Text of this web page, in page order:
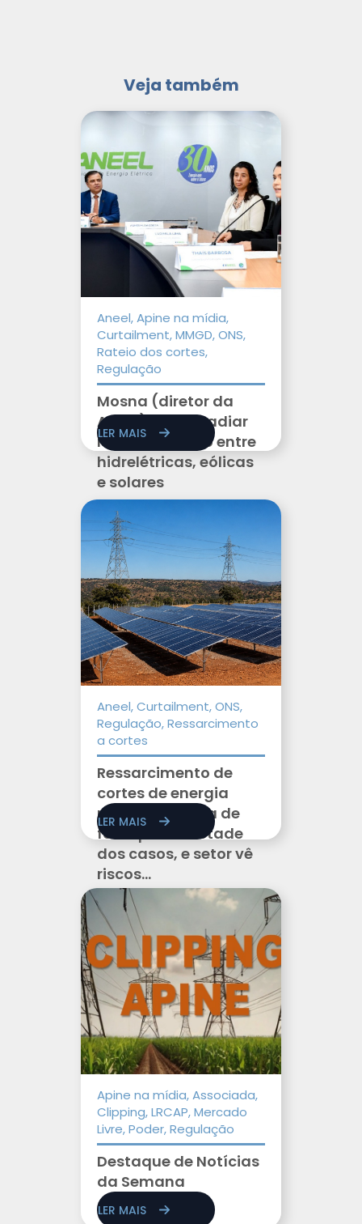
Veja também
Aneel, Apine na mídia,
Curtailment, MMGD, ONS,
Rateio dos cortes,
Regulação
Mosna (diretor da
Aneel) propõe adiar
rateio conjunto entre
hidrelétricas, eólicas
e solares
LER MAIS
Aneel, Curtailment, ONS,
Regulação, Ressarcimento
a cortes
Ressarcimento de
cortes de energia
renovável deixa de
fora quase metade
dos casos, e setor vê
riscos...
LER MAIS
Apine na mídia, Associada,
Clipping, LRCAP, Mercado
Livre, Poder, Regulação
Destaque de Notícias
da Semana
LER MAIS